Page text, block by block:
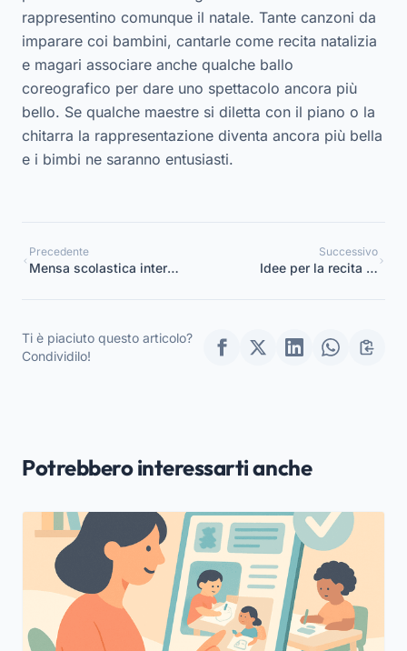
rappresentino comunque il natale. Tante canzoni da
imparare coi bambini, cantarle come recita natalizia
e magari associare anche qualche ballo
coreografico per dare uno spettacolo ancora più
bello. Se qualche maestre si diletta con il piano o la
chitarra la rappresentazione diventa ancora più bella
e i bimbi ne saranno entusiasti.
Precedente
Mensa scolastica interna,
Successivo
Idee per la recita di
Ti è piaciuto questo articolo?
Condividilo!
Potrebbero interessarti anche